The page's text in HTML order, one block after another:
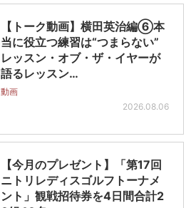
【トーク動画】横田英治編⑥本
当に役立つ練習は“つまらない”
レッスン・オブ・ザ・イヤーが
語るレッスン…
動画
2026.08.06
【今月のプレゼント】「第17回
ニトリレディスゴルフトーナメ
ント」観戦招待券を4日間合計2